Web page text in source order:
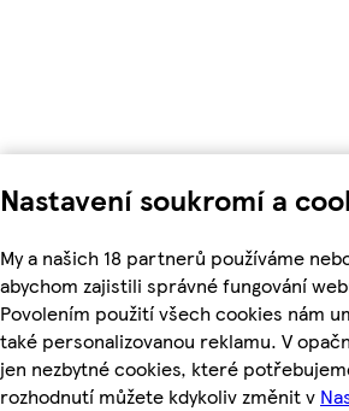
Nastavení soukromí a
My a našich 18 partnerů používáme
abychom zajistili správné fungování
Povolením použití všech cookies nám
také personalizovanou reklamu. V
jen nezbytné cookies, které
rozhodnutí můžete kdykoliv změnit v